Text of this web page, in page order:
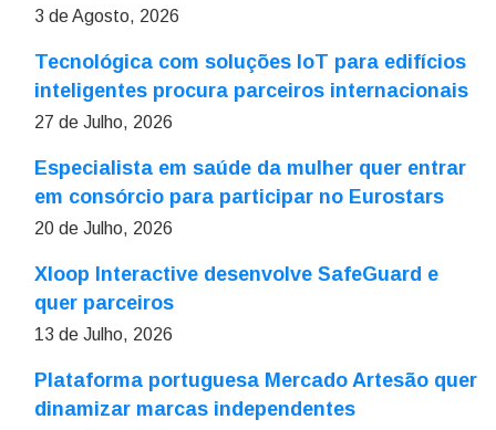
3 de Agosto, 2026
Tecnológica com soluções IoT para edifícios
inteligentes procura parceiros internacionais
27 de Julho, 2026
Especialista em saúde da mulher quer entrar
em consórcio para participar no Eurostars
20 de Julho, 2026
Xloop Interactive desenvolve SafeGuard e
quer parceiros
13 de Julho, 2026
Plataforma portuguesa Mercado Artesão quer
dinamizar marcas independentes